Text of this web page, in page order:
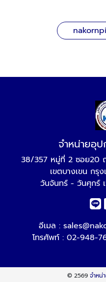
จำหน่ายอุ
38/357 หมู่ที่ 2 ซอย20
เขตบางเขน กรุ
วันจันทร์ - วันศุกร์
อีเมล :
โทรศัพท์ : 02-948-
© 2569จำหน่